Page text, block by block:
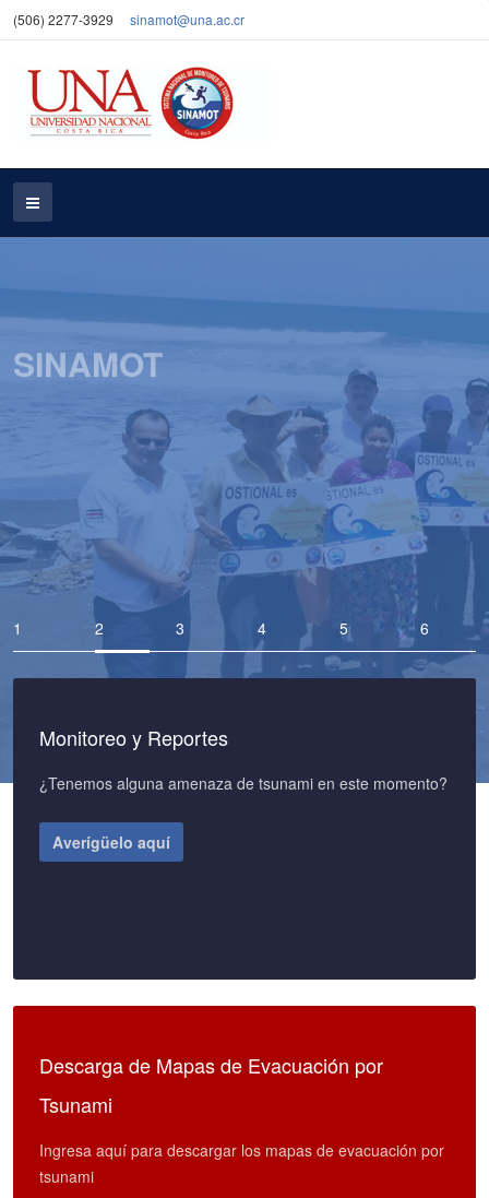
(506) 2277-3929 sinamot@una.ac.cr
SINAMOT
Es el resultado de la fusión del Programa RONMAC
que tenía más de 30 años de existir en la UNA y la
actividad SINAMOT que nació en el 2014 para
evaluar la amenaza de tsunami por sismos costeros.
Monitoreo y Reportes
¿Tenemos alguna amenaza de tsunami en este momento?
Averígüelo aquí
Descarga de Mapas de Evacuación por
Tsunami
Ingresa aquí para descargar los mapas de evacuación por
tsunami